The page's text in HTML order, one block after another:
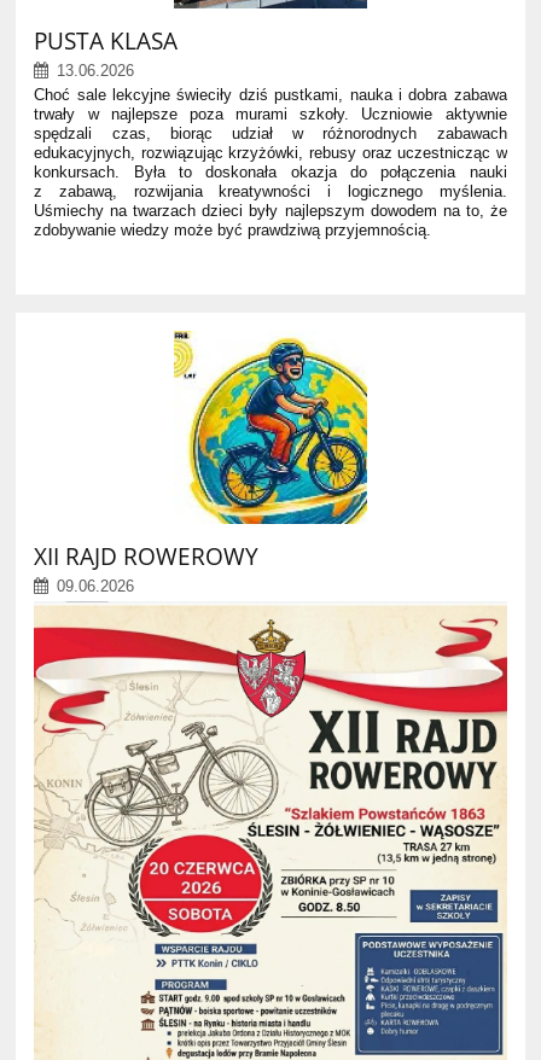
PUSTA KLASA
13.06.2026
Choć sale lekcyjne świeciły dziś pustkami, nauka i dobra zabawa
trwały w najlepsze poza murami szkoły. Uczniowie aktywnie
spędzali czas, biorąc udział w różnorodnych zabawach
edukacyjnych, rozwiązując krzyżówki, rebusy oraz uczestnicząc w
konkursach. Była to doskonała okazja do połączenia nauki
z zabawą, rozwijania kreatywności i logicznego myślenia.
Uśmiechy na twarzach dzieci były najlepszym dowodem na to, że
zdobywanie wiedzy może być prawdziwą przyjemnością.
XII RAJD ROWEROWY
09.06.2026